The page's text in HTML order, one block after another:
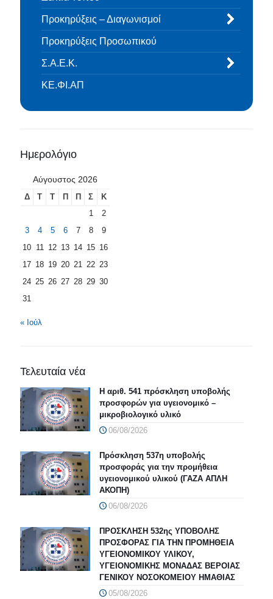
Προκηρύξεις – Διαγωνισμοί
Προκηρύξεις Προσωπικού
Σ.Α.Ε.Κ.
ΚΕ.ΦΙ.ΑΠ
Ημερολόγιο
Αύγουστος 2026
Δ Τ Τ Π Π Σ
Κ
1
2
3
4 5 6 7 8
9
10 11 12 13 14 15 16
17 18 19 20 21 22 23
24 25 26 27 28 29 30
31
« Ιούλ
Τελευταία νέα
Η αριθ. 541 πρόσκληση υποβολής
προσφορών για υγειονομικό –
μικροβιολογικό υλικό
06/08/2026
Πρόσκληση 537η υποβολής
προσφοράς για την προμήθεια
υγειονομικού υλικού (ΓΑΖΑ ΑΠΛΗ
ΑΚΟΠΗ)
06/08/2026
ΠΡΟΣΚΛΗΣΗ 532ης ΥΠΟΒΟΛΗΣ
ΠΡΟΣΦΟΡΑΣ ΓΙΑ ΤΗΝ ΠΡΟΜΗΘΕΙΑ
ΥΓΕΙΟΝΟΜΙΚΟΥ ΥΛΙΚΟΥ,
ΥΓΕΙΟΝΟΜΙΚΗΣ ΜΟΝΑΔΑΣ ΒΕΡΟΙΑΣ
ΓΕΝΙΚΟΥ ΝΟΣΟΚΟΜΕΙΟΥ ΗΜΑΘΙΑΣ
05/08/2026